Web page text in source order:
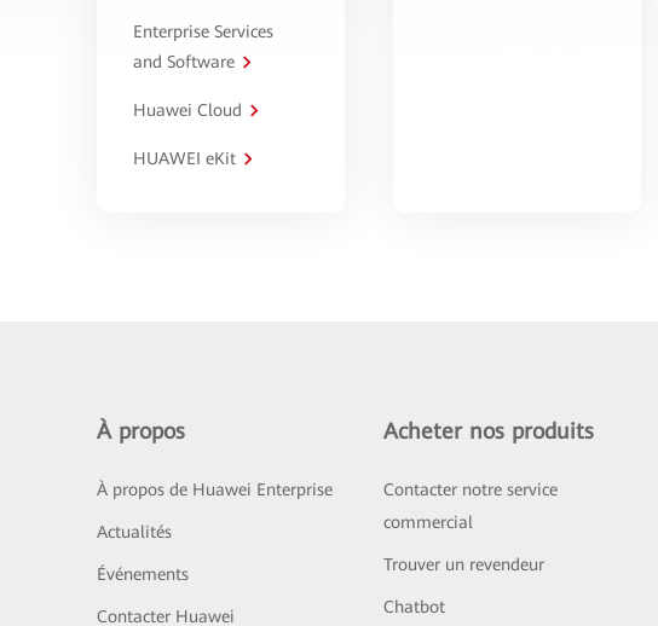
Enterprise Services
and Software
Huawei Cloud
HUAWEI eKit
À propos
À propos de Huawei Enterprise
Actualités
Événements
Contacter Huawei
Acheter nos produits
Contacter notre service
commercial
Trouver un revendeur
Chatbot